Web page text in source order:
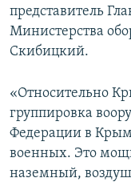
ПРОПАВШИЕ БЕЗ
ПОБЕДИТЕЛЕЙ НЕ
УКРАИНСКАЯ
ПРИСОЕДИНЯЙТЕСЬ!
Все сайты RFE/
представитель
Министерства
Скибицкий.
«Относительно
группировка
Федерации в
военных. Это
наземный,